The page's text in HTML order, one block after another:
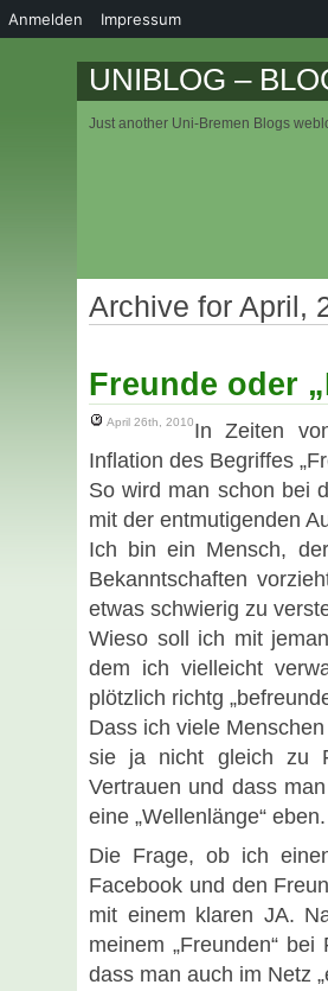
UNIBLOG –
Just another Uni-Bremen Blogs
Archive for April,
Freunde oder
April 26th, 2010In Zeiten
Inflation des Begriffes
So wird man schon bei
mit der entmutigenden
Ich bin ein Mensch,
Bekanntschaften
etwas schwierig zu
Wieso soll ich mit
dem ich vielleicht
plötzlich richtg
Dass ich viele
sie ja nicht gleich zu
Vertrauen und dass
eine „Wellenlänge“ eben.
Die Frage, ob ich
Facebook und den
mit einem klaren JA.
meinem „Freunden“
dass man auch im Netz
Anmelden Impressum